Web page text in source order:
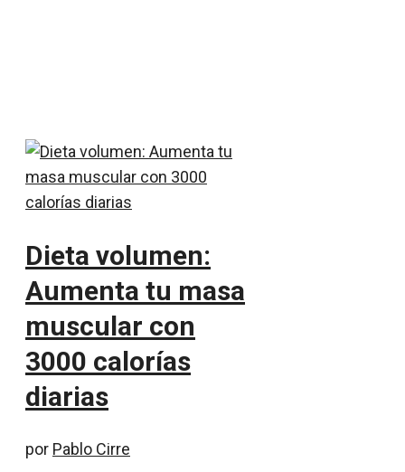
Dieta volumen:
Aumenta tu masa
muscular con
3000 calorías
diarias
por Pablo Cirre